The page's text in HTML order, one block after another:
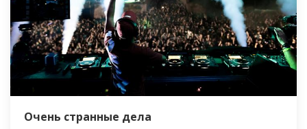
Очень странные дела